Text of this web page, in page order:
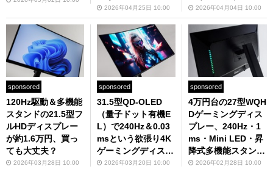
どる「いいオフィス
浅草」
事がはかどりまくる
こと間違いなし
2026年04月25日 10:00
キレイだった、でも
お値段は……
2026年04月04日 10:00
sponsored
120Hz駆動＆多機能
スタンドの21.5型フ
ルHDディスプレー
が約1.6万円、買っ
ても大丈夫？
2026年03月28日 10:00
sponsored
31.5型QD-OLED
（量子ドット有機E
L）で240Hz＆0.03
msという欲張り4K
ゲーミングディスプ
レーが至高の逸品す
2026年03月20日 10:00
sponsored
4万円台の27型WQH
Dゲーミングディス
プレー、240Hz・1
ms・Mini LED・昇
降式多機能スタンド
の欲張り仕様なら余
2026年02月28日 10:00